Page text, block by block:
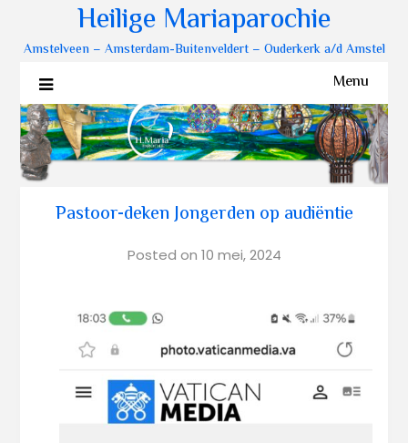
Heilige Mariaparochie
Amstelveen – Amsterdam-Buitenveldert – Ouderkerk a/d Amstel
Menu
Pastoor-deken Jongerden op audiëntie
Posted on 10 mei, 2024